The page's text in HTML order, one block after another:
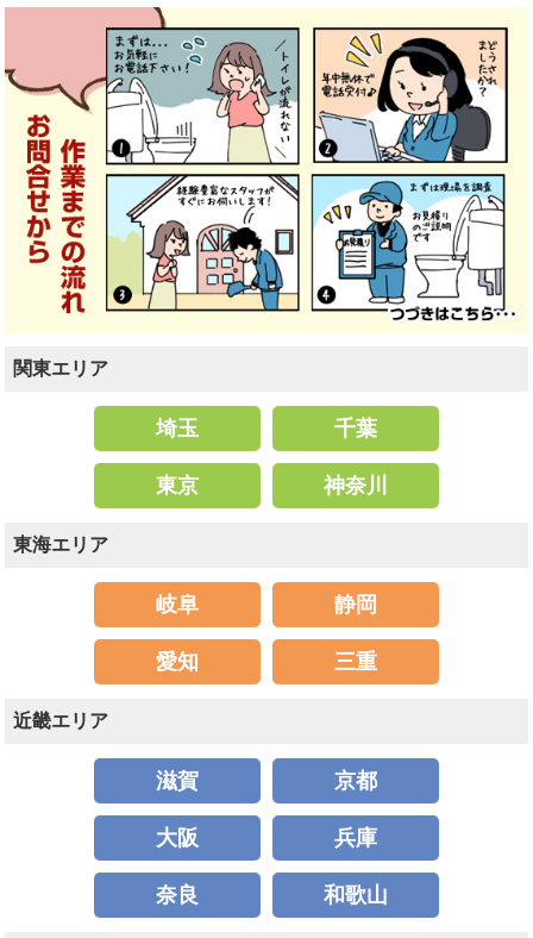
関東エリア
埼玉 千葉
東京 神奈川
東海エリア
岐阜 静岡
愛知 三重
近畿エリア
滋賀 京都
大阪 兵庫
奈良 和歌山